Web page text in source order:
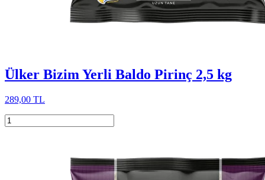
Ülker Bizim Yerli Baldo Pirinç 2,5 kg
289,00 TL